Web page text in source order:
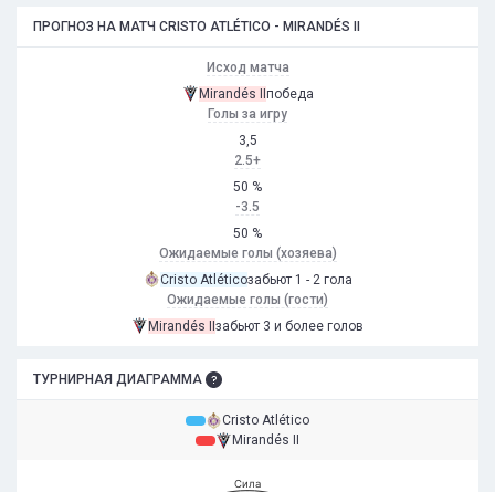
ПРОГНОЗ НА МАТЧ CRISTO ATLÉTICO - MIRANDÉS II
Исход матча
Mirandés II победа
Голы за игру
3,5
2.5+
50 %
-3.5
50 %
Ожидаемые голы (хозяева)
Cristo Atléticoзабьют 1 - 2 гола
Ожидаемые голы (гости)
Mirandés II забьют 3 и более голов
ТУРНИРНАЯ ДИАГРАММА
Cristo Atlético
Mirandés II
Сила